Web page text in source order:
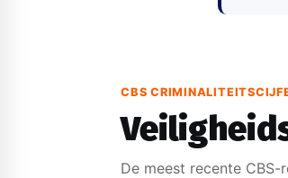
CBS
De meest recente